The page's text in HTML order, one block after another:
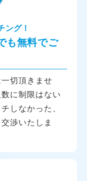
ング！
も無料でご
切頂きませ
に制限はない
しなかった、
渉いたしま